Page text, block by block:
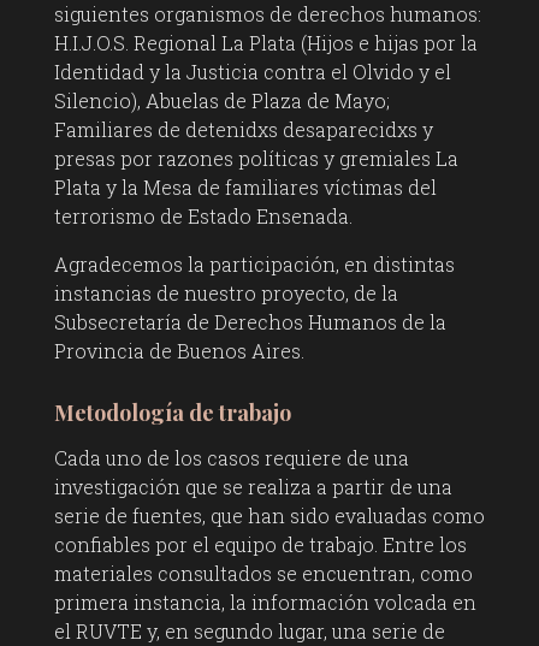
siguientes organismos de derechos humanos:
H.I.J.O.S. Regional La Plata (Hijos e hijas por la
Identidad y la Justicia contra el Olvido y el
Silencio), Abuelas de Plaza de Mayo;
Familiares de detenidxs desaparecidxs y
presas por razones políticas y gremiales La
Plata y la Mesa de familiares víctimas del
terrorismo de Estado Ensenada.
Agradecemos la participación, en distintas
instancias de nuestro proyecto, de la
Subsecretaría de Derechos Humanos de la
Provincia de Buenos Aires.
Metodología de trabajo
Cada uno de los casos requiere de una
investigación que se realiza a partir de una
serie de fuentes, que han sido evaluadas como
confiables por el equipo de trabajo. Entre los
materiales consultados se encuentran, como
primera instancia, la información volcada en
el RUVTE y, en segundo lugar, una serie de